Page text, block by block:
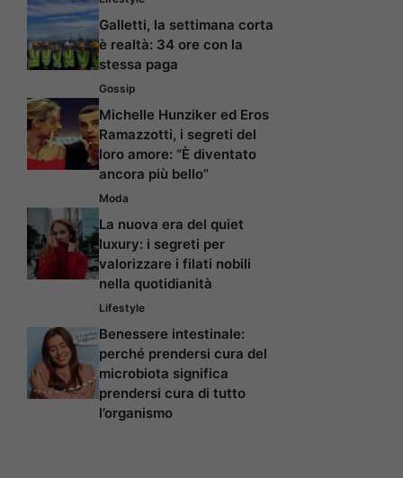
Galletti, la settimana corta
è realtà: 34 ore con la
stessa paga
Gossip
Michelle Hunziker ed Eros
Ramazzotti, i segreti del
loro amore: “È diventato
ancora più bello”
Moda
La nuova era del quiet
luxury: i segreti per
valorizzare i filati nobili
nella quotidianità
Lifestyle
Benessere intestinale:
perché prendersi cura del
microbiota significa
prendersi cura di tutto
l’organismo